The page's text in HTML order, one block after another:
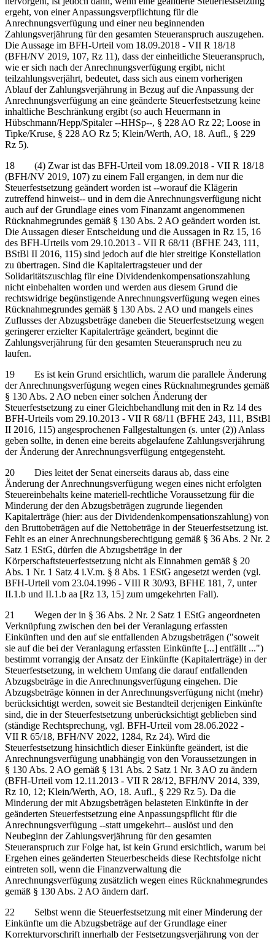
ergeht, von einer Anpassungsverpflichtung für die
Anrechnungsverfügung und einer neu beginnenden
Zahlungsverjährung für den gesamten Steueranspruch auszugehen.
Die Aussage im BFH-Urteil vom 18.09.2018 - VII R 18/18
(BFH/NV 2019, 107, Rz 11), dass der einheitliche Steueranspruch,
wie er sich nach der Anrechnungsverfügung ergibt, nicht
teilzahlungsverjährt, bedeutet, dass sich aus einem vorherigen
Ablauf der Zahlungsverjährung in Bezug auf die Anpassung der
Anrechnungsverfügung an eine geänderte Steuerfestsetzung keine
inhaltliche Beschränkung ergibt (so auch Heuermann in
Hübschmann/Hepp/Spitaler ‑‑HHSp‑‑, § 228 AO Rz 22; Loose in
Tipke/Kruse, § 228 AO Rz 5; Klein/Werth, AO, 18. Aufl., § 229
Rz 5).
18 (4) Zwar ist das BFH-Urteil vom 18.09.2018 - VII R 18/18
(BFH/NV 2019, 107) zu einem Fall ergangen, in dem nur die
Steuerfestsetzung geändert worden ist ‑‑worauf die Klägerin
zutreffend hinweist‑‑ und in dem die Anrechnungsverfügung nicht
auch auf der Grundlage eines vom Finanzamt angenommenen
Rücknahmegrundes gemäß § 130 Abs. 2 AO geändert worden ist.
Die Aussagen dieser Entscheidung und die Aussagen in Rz 15, 16
des BFH-Urteils vom 29.10.2013 - VII R 68/11 (BFHE 243, 111,
BStBl II 2016, 115) sind jedoch auf die hier streitige Konstellation
zu übertragen. Sind die Kapitalertragsteuer und der
Solidaritätszuschlag für eine Dividendenkompensationszahlung
nicht einbehalten worden und werden aus diesem Grund die
rechtswidrige begünstigende Anrechnungsverfügung wegen eines
Rücknahmegrundes gemäß § 130 Abs. 2 AO und mangels eines
Zuflusses der Abzugsbeträge daneben die Steuerfestsetzung wegen
geringerer erzielter Kapitalerträge geändert, beginnt die
Zahlungsverjährung für den gesamten Steueranspruch neu zu
laufen.
19 Es ist kein Grund ersichtlich, warum die parallele Änderung
der Anrechnungsverfügung wegen eines Rücknahmegrundes gemäß
§ 130 Abs. 2 AO neben einer solchen Änderung der
Steuerfestsetzung zu einer Gleichbehandlung mit den in Rz 14 des
BFH-Urteils vom 29.10.2013 - VII R 68/11 (BFHE 243, 111, BStBl
II 2016, 115) angesprochenen Fallgestaltungen (s. unter (2)) Anlass
geben sollte, in denen eine bereits abgelaufene Zahlungsverjährung
der Änderung der Anrechnungsverfügung entgegensteht.
20 Dies leitet der Senat einerseits daraus ab, dass eine
Änderung der Anrechnungsverfügung wegen eines nicht erfolgten
Steuereinbehalts keine materiell-rechtliche Voraussetzung für die
Minderung der den Abzugsbeträgen zugrunde liegenden
Kapitalerträge (hier: aus der Dividendenkompensationszahlung) von
den Bruttobeträgen auf die Nettobeträge in der Steuerfestsetzung ist.
Fehlt es an einer Anrechnungsberechtigung gemäß § 36 Abs. 2 Nr. 2
Satz 1 EStG, dürfen die Abzugsbeträge in der
Körperschaftsteuerfestsetzung nicht als Einnahmen gemäß § 20
Abs. 1 Nr. 1 Satz 4 i.V.m. § 8 Abs. 1 EStG angesetzt werden (vgl.
BFH-Urteil vom 23.04.1996 - VIII R 30/93, BFHE 181, 7, unter
II.1.b und II.1.b aa [Rz 13, 15] zum umgekehrten Fall).
21 Wegen der in § 36 Abs. 2 Nr. 2 Satz 1 EStG angeordneten
Verknüpfung zwischen den bei der Veranlagung erfassten
Einkünften und den auf sie entfallenden Abzugsbeträgen ("soweit
sie auf die bei der Veranlagung erfassten Einkünfte [...] entfällt ...")
bestimmt vorrangig der Ansatz der Einkünfte (Kapitalerträge) in der
Steuerfestsetzung, in welchem Umfang die darauf entfallenden
Abzugsbeträge in die Anrechnungsverfügung eingehen. Die
Abzugsbeträge können in der Anrechnungsverfügung nicht (mehr)
berücksichtigt werden, soweit sie Bestandteil derjenigen Einkünfte
sind, die in der Steuerfestsetzung unberücksichtigt geblieben sind
(ständige Rechtsprechung, vgl. BFH-Urteil vom 28.06.2022 -
VII R 65/18, BFH/NV 2022, 1284, Rz 24). Wird die
Steuerfestsetzung hinsichtlich dieser Einkünfte geändert, ist die
Anrechnungsverfügung unabhängig von den Voraussetzungen in
§ 130 Abs. 2 AO gemäß § 131 Abs. 2 Satz 1 Nr. 3 AO zu ändern
(BFH-Urteil vom 12.11.2013 - VII R 28/12, BFH/NV 2014, 339,
Rz 10, 12; Klein/Werth, AO, 18. Aufl., § 229 Rz 5). Da die
Minderung der mit Abzugsbeträgen belasteten Einkünfte in der
geänderten Steuerfestsetzung eine Anpassungspflicht für die
Anrechnungsverfügung ‑‑statt umgekehrt‑‑ auslöst und den
Neubeginn der Zahlungsverjährung für den gesamten
Steueranspruch zur Folge hat, ist kein Grund ersichtlich, warum bei
Ergehen eines geänderten Steuerbescheids diese Rechtsfolge nicht
eintreten soll, wenn die Finanzverwaltung die
Anrechnungsverfügung zusätzlich wegen eines Rücknahmegrundes
gemäß § 130 Abs. 2 AO ändern darf.
22 Selbst wenn die Steuerfestsetzung mit einer Minderung der
Einkünfte um die Abzugsbeträge auf der Grundlage einer
Korrekturvorschrift innerhalb der Festsetzungsverjährung von der